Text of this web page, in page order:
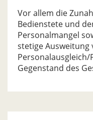
Vor allem die
Bedienstete und
Personalmangel
stetige Ausweitung
Gegenstand des